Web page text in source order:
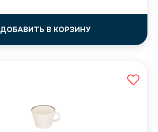
ДОБАВИТЬ В КОРЗИНУ